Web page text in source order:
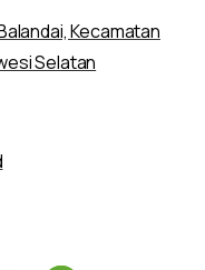
Kecamatan
Selatan